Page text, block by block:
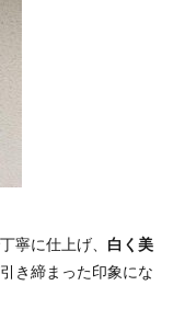
寧に仕上げ、 白く美
き締まった印象にな